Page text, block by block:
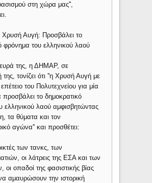
στη χώρα μας'',
Αυγή: Προσβάλει το
φρόνημα του ελληνικού λαού
της, η ΔΗΜΑΡ, σε
τονίζει ότι ''η Χρυσή Αυγή με
του Πολυτεχνείου για μία
το δημοκρατικό
ελληνικού λαού αμφισβητώντας
τα θύματα και τον
αγώνα'' και προσθέτει:
των τανκς, των
οι λάτρεις της ΕΣΑ και των
οι οπαδοί της φασιστικής βίας
αμαυρώσουν την ιστορική